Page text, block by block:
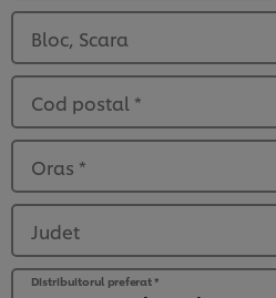
Bloc, Scara
Cod postal *
Oras *
Judet
Distribuitorul preferat*